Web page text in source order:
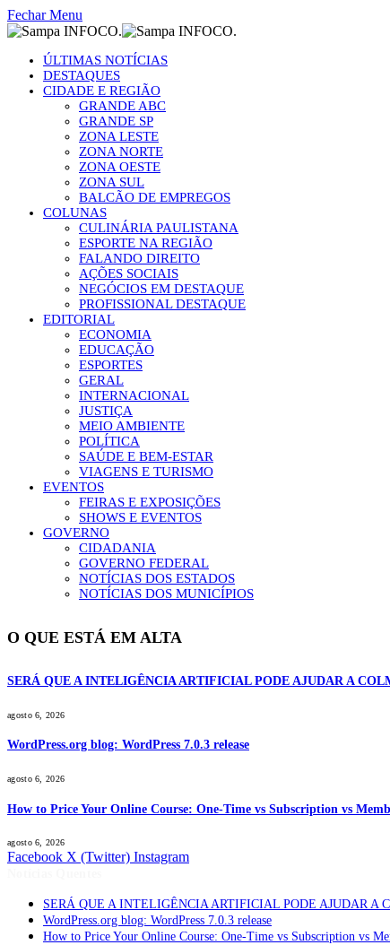
Fechar Menu
ÚLTIMAS NOTÍCIAS
DESTAQUES
CIDADE E REGIÃO
GRANDE ABC
GRANDE SP
ZONA LESTE
ZONA NORTE
ZONA OESTE
ZONA SUL
BALCÃO DE EMPREGOS
COLUNAS
CULINÁRIA PAULISTANA
ESPORTE NA REGIÃO
FALANDO DIREITO
AÇÕES SOCIAIS
NEGÓCIOS EM DESTAQUE
PROFISSIONAL DESTAQUE
EDITORIAL
ECONOMIA
EDUCAÇÃO
ESPORTES
GERAL
INTERNACIONAL
JUSTIÇA
MEIO AMBIENTE
POLÍTICA
SAÚDE E BEM-ESTAR
VIAGENS E TURISMO
EVENTOS
FEIRAS E EXPOSIÇÕES
SHOWS E EVENTOS
GOVERNO
CIDADANIA
GOVERNO FEDERAL
NOTÍCIAS DOS ESTADOS
NOTÍCIAS DOS MUNICÍPIOS
O QUE ESTÁ EM ALTA
SERÁ QUE A INTELIGÊNCIA ARTIFICIAL PODE AJUDAR A
agosto 6, 2026
WordPress.org blog: WordPress 7.0.3 release
agosto 6, 2026
How to Price Your Online Course: One-Time vs Subscription vs
agosto 6, 2026
Facebook X (Twitter) Instagram
SERÁ QUE A INTELIGÊNCIA ARTIFICIAL PODE AJUDAR A
WordPress.org blog: WordPress 7.0.3 release
How to Price Your Online Course: One-Time vs Subscription vs